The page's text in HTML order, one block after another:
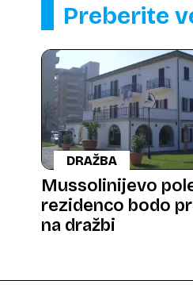
Preberite
DRAŽBA
Mussolinijevo
rezidenco bodo
na dražbi